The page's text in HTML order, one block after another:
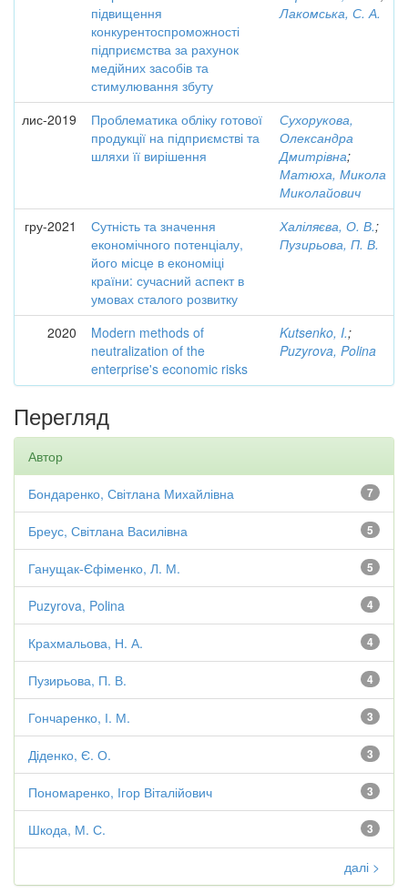
підвищення
конкурентоспроможності
підприємства за рахунок
медійних засобів та
стимулювання збуту
Лакомська, С. А.
лис-2019
Проблематика обліку готової
продукції на підприємстві та
шляхи її вирішення
Сухорукова,
Олександра
Дмитрівна;
Матюха, Микола
Миколайович
гру-2021
Сутність та значення
економічного потенціалу,
його місце в економіці
країни: сучасний аспект в
умовах сталого розвитку
Халіляєва, О. В.;
Пузирьова, П. В.
2020
Modern methods of
neutralization of the
enterprise's economic risks
Kutsenko, I.;
Puzyrova, Polina
Перегляд
Автор
7
Бондаренко, Світлана Михайлівна
5
Бреус, Світлана Василівна
5
Ганущак-Єфіменко, Л. М.
4
Puzyrova, Polina
4
Крахмальова, Н. А.
4
Пузирьова, П. В.
3
Гончаренко, І. М.
3
Діденко, Є. О.
3
Пономаренко, Ігор Віталійович
3
Шкода, М. С.
далі >